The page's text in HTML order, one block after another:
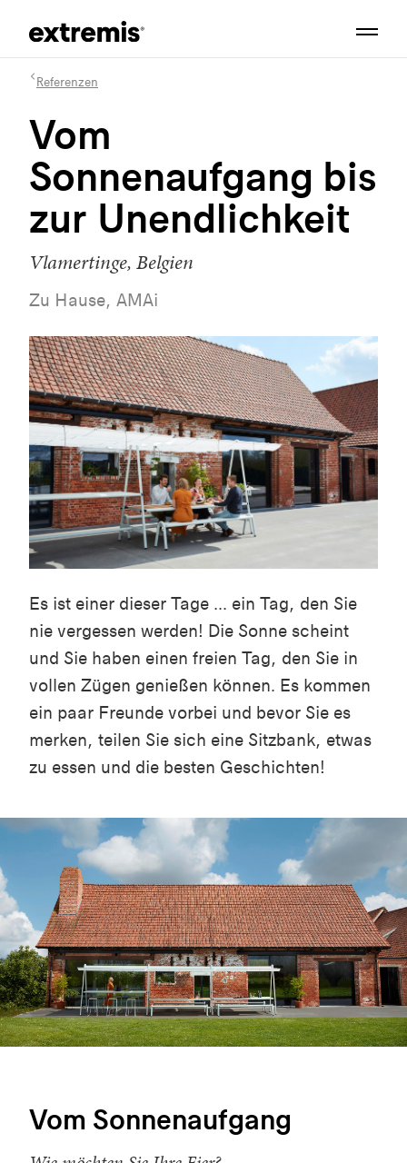
Referenzen
Vom
Sonnenaufgang bis
zur Unendlichkeit
Vlamertinge, Belgien
Zu Hause, AMAi
Es ist einer dieser Tage ... ein Tag, den Sie
nie vergessen werden! Die Sonne scheint
und Sie haben einen freien Tag, den Sie in
vollen Zügen genießen können. Es kommen
ein paar Freunde vorbei und bevor Sie es
merken, teilen Sie sich eine Sitzbank, etwas
zu essen und die besten Geschichten!
Vom Sonnenaufgang